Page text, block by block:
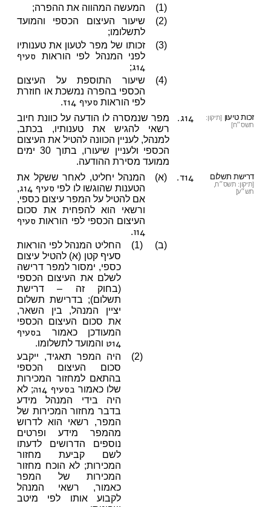
(1)
המעשה המהווה את ההפרה;
(2)
שיעור העיצום הכספי והמועד
לתשלומו;
(3)
זכותו של מפר לטעון את טענותיו
לפני המנהל לפי הוראות סעיף
14ג ;
(4)
שיעור התוספת על העיצום
הכספי בהפרה נמשכת או חוזרת
לפי הוראות סעיף 14ז .
14ג. זכות טיעון[תיקון:
תשס״ח]
מפר שנמסרה לו הודעה על כוונת חיוב
רשאי להגיש את טענותיו, בכתב,
למנהל, לעניין הכוונה להטיל את העיצום
הכספי ולעניין שיעורו, בתוך 30 ימים
ממועד מסירת ההודעה.
14ד. דרישת תשלום
[תיקון: תשס״ח,
תש״ע]
(א)
המנהל יחליט, לאחר ששקל את
הטענות שהוגשו לו לפי סעיף 14ג
,
אם להטיל על המפר עיצום כספי,
ורשאי הוא להפחית את סכום
העיצום הכספי לפי הוראות סעיף
14ו .
(ב)
(1)
החליט המנהל לפי הוראות
סעיף קטן (א) להטיל עיצום
כספי, ימסור למפר דרישה
לשלם את העיצום הכספי
(בחוק זה – דרישת
תשלום); בדרישת תשלום
יציין המנהל, בין השאר,
את סכום העיצום הכספי
המעודכן כאמור בסעיף
14ט
והמועד לתשלומו.
(2)
היה המפר תאגיד, ייקבע
סכום העיצום הכספי
בהתאם למחזור המכירות
שלו כאמור בסעיף 14ה
; לא
היה בידי המנהל מידע
בדבר מחזור המכירות של
המפר, רשאי הוא לדרוש
מהמפר מידע ופרטים
נוספים הדרושים לדעתו
לשם קביעת מחזור
המכירות; לא הוכח מחזור
המכירות של המפר
כאמור, רשאי המנהל
לקבוע אותו לפי מיטב